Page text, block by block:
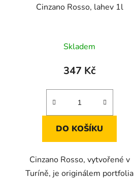
Cinzano Rosso, lahev 1l
Skladem
347 Kč
DO KOŠÍKU
Cinzano Rosso, vytvořené v
Turíně, je originálem portfolia